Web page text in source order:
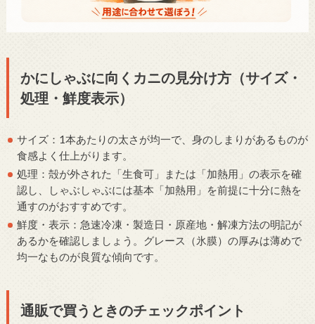
かにしゃぶに向くカニの見分け方（サイズ・
処理・鮮度表示）
サイズ：1本あたりの太さが均一で、身のしまりがあるものが
食感よく仕上がります。
処理：殻が外された「生食可」または「加熱用」の表示を確
認し、しゃぶしゃぶには基本「加熱用」を前提に十分に熱を
通すのがおすすめです。
鮮度・表示：急速冷凍・製造日・原産地・解凍方法の明記が
あるかを確認しましょう。グレース（氷膜）の厚みは薄めで
均一なものが良質な傾向です。
通販で買うときのチェックポイント